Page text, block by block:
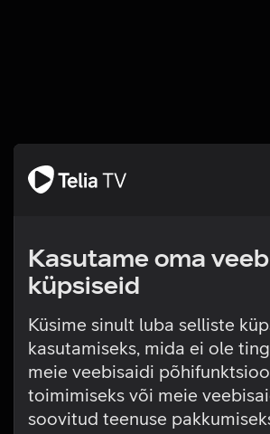
Kasutame oma
küpsiseid
Küsime sinult luba selliste
kasutamiseks, mida ei ole
meie veebisaidi
toimimiseks või meie
soovitud teenuse
Tehniline